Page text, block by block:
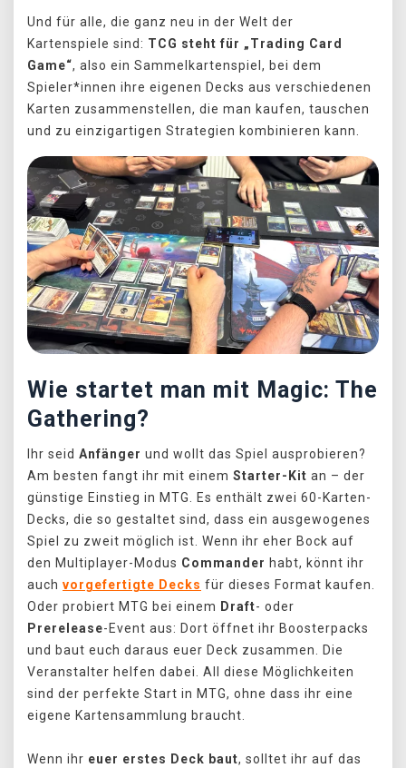
Und für alle, die ganz neu in der Welt der
Kartenspiele sind: TCG steht für „Trading Card
Game“, also ein Sammelkartenspiel, bei dem
Spieler*innen ihre eigenen Decks aus verschiedenen
Karten zusammenstellen, die man kaufen, tauschen
und zu einzigartigen Strategien kombinieren kann.
Wie startet man mit Magic: The
Gathering?
Ihr seid Anfänger und wollt das Spiel ausprobieren?
Am besten fangt ihr mit einem Starter-Kit an – der
günstige Einstieg in MTG. Es enthält zwei 60-Karten-
Decks, die so gestaltet sind, dass ein ausgewogenes
Spiel zu zweit möglich ist. Wenn ihr eher Bock auf
den Multiplayer-Modus Commander habt, könnt ihr
auch vorgefertigte Decks für dieses Format kaufen.
Oder probiert MTG bei einem Draft- oder
Prerelease-Event aus: Dort öffnet ihr Boosterpacks
und baut euch daraus euer Deck zusammen. Die
Veranstalter helfen dabei. All diese Möglichkeiten
sind der perfekte Start in MTG, ohne dass ihr eine
eigene Kartensammlung braucht.
Wenn ihr euer erstes Deck baut, solltet ihr auf das